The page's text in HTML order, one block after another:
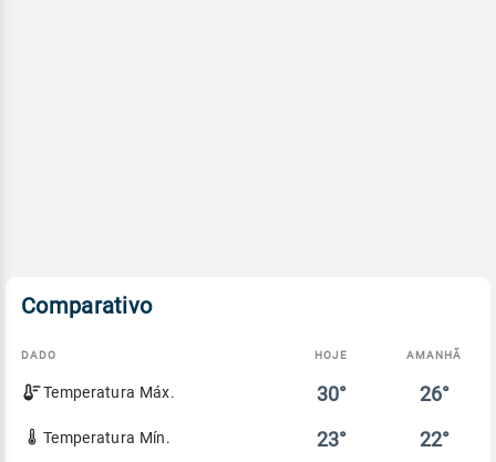
Comparativo
Comparativo
entre
previsão
DADO HOJE AMANHÃ
Temperatura Máx. 30° 26°
Temperatura Mín. 23° 22°